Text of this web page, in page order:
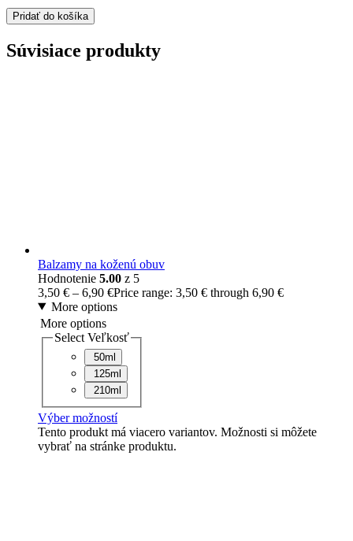
Pridať do košíka
Súvisiace produkty
Balzamy na koženú obuv
Hodnotenie 5.00 z 5
3,50 € – 6,90 €Price range: 3,50 € through 6,90 €
More options
More options
Select Veľkosť
50ml
125ml
210ml
Výber možností
Tento produkt má viacero variantov. Možnosti si môžete
vybrať na stránke produktu.